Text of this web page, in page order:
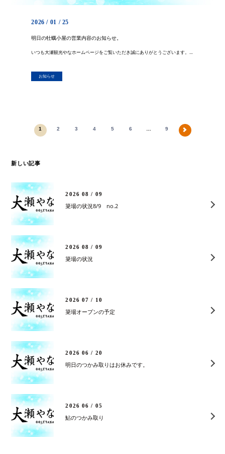
2026 / 01 / 25
明日の牡蠣小屋の営業内容のお知らせ。
いつも大瀬観光やなホームページをご覧いただき誠にありがとうございます。 本日は、多くのお客様に御利用頂きました。 誠にありがとうございました。 明日１月２６日は、本日漁師さんがお休みとなってしまったため、 牡蠣の入荷がご […]
お知らせ
1 2 3 4 5 6 9
新しい記事
2026 08 / 09
簗場の状況8/9 no.2
2026 08 / 09
簗場の状況
2026 07 / 10
簗場オープンの予定
2026 06 / 20
明日のつかみ取りはお休みです。
2026 06 / 05
鮎のつかみ取り